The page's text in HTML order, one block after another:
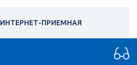
ИНТЕРНЕТ-ПРИЕМНАЯ